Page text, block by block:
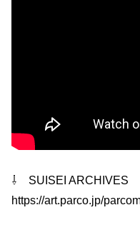
⇩ SUISEI ARCHIVES
https://art.parco.jp/